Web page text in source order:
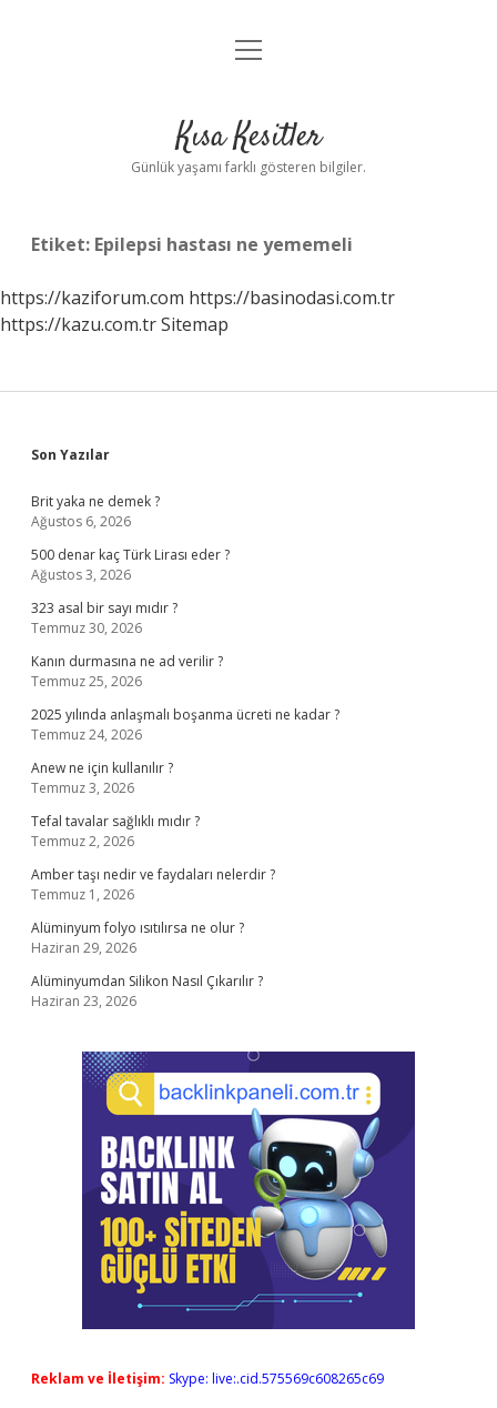
Anasayfa
Yasal Uyarı
menüyü
Kısa Kesitler
Günlük yaşamı farklı gösteren bilgiler.
Etiket: Epilepsi hastası ne yememeli
https://kaziforum.com https://basinodasi.com.tr
https://kazu.com.trSitemap
Sidebar
Son Yazılar
Brit yaka ne demek ?
Ağustos 6, 2026
500 denar kaç Türk Lirası eder ?
Ağustos 3, 2026
323 asal bir sayı mıdır ?
Temmuz 30, 2026
Kanın durmasına ne ad verilir ?
Temmuz 25, 2026
2025 yılında anlaşmalı boşanma ücreti ne kadar ?
Temmuz 24, 2026
Anew ne için kullanılır ?
Temmuz 3, 2026
Tefal tavalar sağlıklı mıdır ?
Temmuz 2, 2026
Amber taşı nedir ve faydaları nelerdir ?
Temmuz 1, 2026
Alüminyum folyo ısıtılırsa ne olur ?
Haziran 29, 2026
Alüminyumdan Silikon Nasıl Çıkarılır ?
Haziran 23, 2026
Reklam ve İletişim: Skype: live:.cid.575569c608265c69